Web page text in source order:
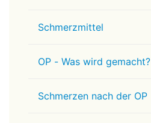
Schmerzmittel
OP - Was wird gemacht?
Schmerzen nach der OP